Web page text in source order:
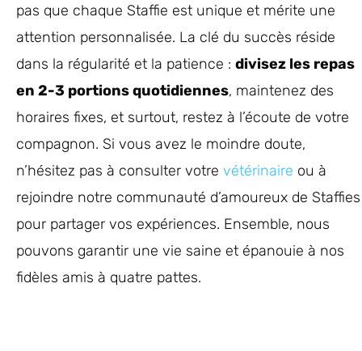
pas que chaque Staffie est unique et mérite une
attention personnalisée. La clé du succès réside
dans la régularité et la patience : divisez les repas
en 2-3 portions quotidiennes, maintenez des
horaires fixes, et surtout, restez à l’écoute de votre
compagnon. Si vous avez le moindre doute,
n’hésitez pas à consulter votre vétérinaire ou à
rejoindre notre communauté d’amoureux de Staffies
pour partager vos expériences. Ensemble, nous
pouvons garantir une vie saine et épanouie à nos
fidèles amis à quatre pattes.